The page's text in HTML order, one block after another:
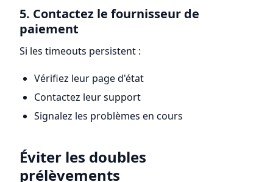
5. Contactez le fournisseur de
paiement
Si les timeouts persistent :
Vérifiez leur page d'état
Contactez leur support
Signalez les problèmes en cours
Éviter les doubles
prélèvements